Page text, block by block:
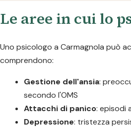
Le aree in cui lo
Uno psicologo a Carmagnola può
comprendono:
Gestione dell'ansia:
secondo l'OMS
Attacchi di panico: episodi
Depressione: tristezza